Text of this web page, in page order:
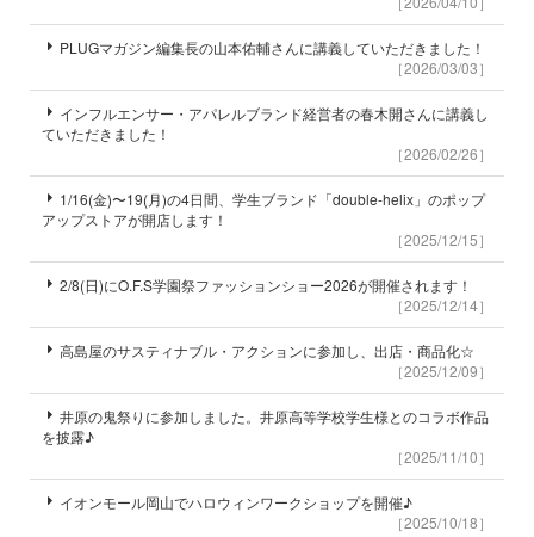
PLUGマガジン編集長の山本佑輔さんに講義していただきました！
［2026/03/03］
インフルエンサー・アパレルブランド経営者の春木開さんに講義し
ていただきました！
［2026/02/26］
1/16(金)〜19(月)の4日間、学生ブランド「double-helix」のポップ
アップストアが開店します！
［2025/12/15］
2/8(日)にO.F.S学園祭ファッションショー2026が開催されます！
［2025/12/14］
高島屋のサスティナブル・アクションに参加し、出店・商品化☆
［2025/12/09］
井原の鬼祭りに参加しました。井原高等学校学生様とのコラボ作品
を披露♪
［2025/11/10］
イオンモール岡山でハロウィンワークショップを開催♪
［2025/10/18］